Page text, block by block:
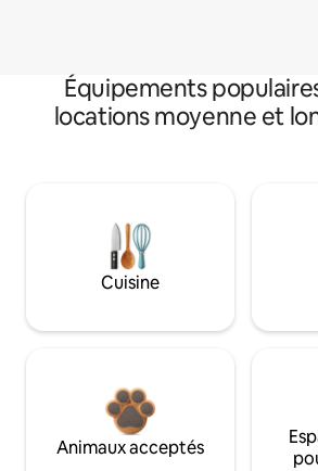
Équipements
locations moyenne et
Cuisine
Animaux acceptés